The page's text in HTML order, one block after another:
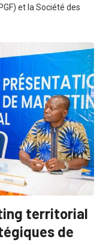
et la Société des
territorial
de